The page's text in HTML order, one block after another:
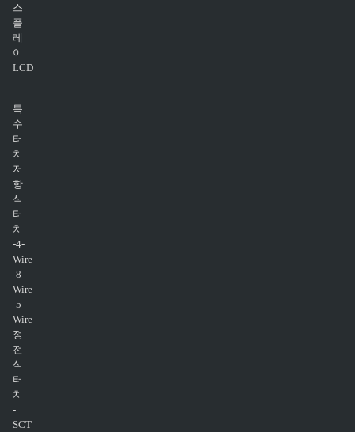
스
플
레
이
LCD
특
수
터
치
저
항
식
터
치
-4-
Wire
-8-
Wire
-5-
Wire
정
전
식
터
치
-
SCT